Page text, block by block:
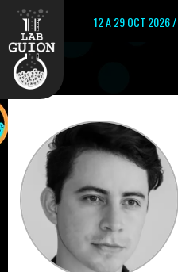
12 A 29 OCT 2026 /